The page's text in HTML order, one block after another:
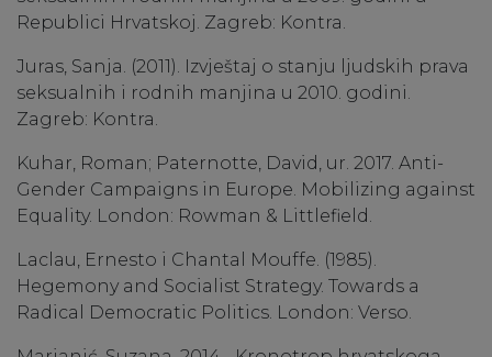
Republici Hrvatskoj. Zagreb: Kontra.
Juras, Sanja. (2011). Izvještaj o stanju ljudskih prava
seksualnih i rodnih manjina u 2010. godini.
Zagreb: Kontra.
Kuhar, Roman; Paternotte, David, ur. 2017. Anti-
Gender Campaigns in Europe. Mobilizing against
Equality. London: Rowman & Littlefield.
Laclau, Ernesto i Chantal Mouffe. (1985).
Hegemony and Socialist Strategy. Towards a
Radical Democratic Politics. London: Verso.